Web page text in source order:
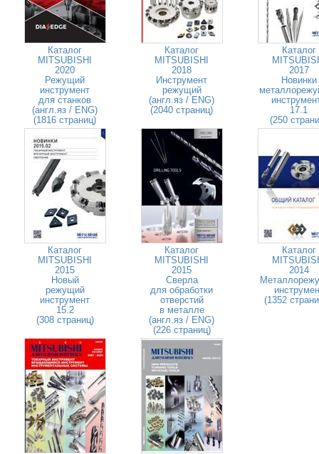
Каталог
MITSUBISHI
2020
Режущий
инструмент
для станков
(англ.яз / ENG)
(1816 страниц)
Каталог
MITSUBISHI
2018
Инструмент
режущий
(англ.яз / ENG)
(2040 страниц)
Каталог
2017
Новинки
17.1
(250
Каталог
MITSUBISHI
2015
Новый
режущий
инструмент
15.2
(308 страниц)
Каталог
MITSUBISHI
2015
Сверла
для обработки
отверстий
в металле
(англ.яз / ENG)
(226 страниц)
Каталог
2014
(1352